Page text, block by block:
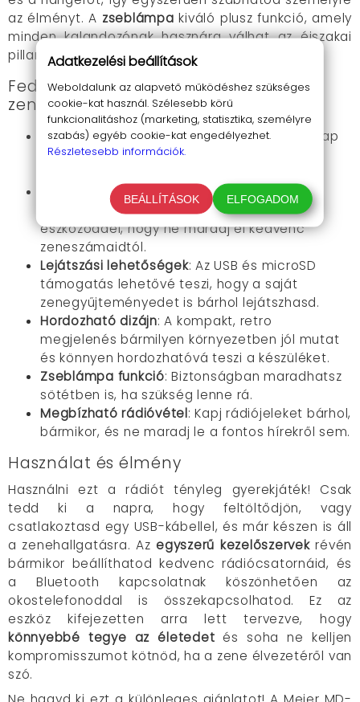
az élményt. A zseblámpa kiváló plusz funkció, amely
minden kalandozónak hasznára válhat az éjszakai
pillanatokban.
Fedezd fel a valódi szabadságot
zenéiddel
Napelemes töltési opció: Használhatod a nap
energiáját, így sosem maradsz rádió nélkül,
Bluetooth kapcsolódás: Szorosan
összekapcsolható bármilyen modern
eszközöddel, hogy ne maradj el kedvenc
zeneszámaidtól.
Lejátszási lehetőségek: Az USB és microSD
támogatás lehetővé teszi, hogy a saját
zenegyűjteményedet is bárhol lejátszhasd.
Hordozható dizájn: A kompakt, retro
megjelenés bármilyen környezetben jól mutat
és könnyen hordozhatóvá teszi a készüléket.
Zseblámpa funkció: Biztonságban maradhatsz
sötétben is, ha szükség lenne rá.
Megbízható rádióvétel: Kapj rádiójeleket bárhol,
bármikor, és ne maradj le a fontos hírekről sem.
Használat és élmény
Használni ezt a rádiót tényleg gyerekjáték! Csak
tedd ki a napra, hogy feltöltődjön, vagy
csatlakoztasd egy USB-kábellel, és már készen is áll
a zenehallgatásra. Az egyszerű kezelőszervekrévén
bármikor beállíthatod kedvenc rádiócsatornáid, és
a Bluetooth kapcsolatnak köszönhetően az
okostelefonoddal is összekapcsolhatod. Ez az
eszköz kifejezetten arra lett tervezve, hogy
könnyebbé tegye az életedet és soha ne kelljen
kompromisszumot kötnöd, ha a zene élvezetéről van
szó.
Adatkezelési beállítások
Weboldalunk az alapvető működéshez szükséges
cookie-kat használ. Szélesebb körű
funkcionalitáshoz (marketing, statisztika, személyre
szabás) egyéb cookie-kat engedélyezhet.
Részletesebb információk.
BEÁLLÍTÁSOK ELFOGADOM